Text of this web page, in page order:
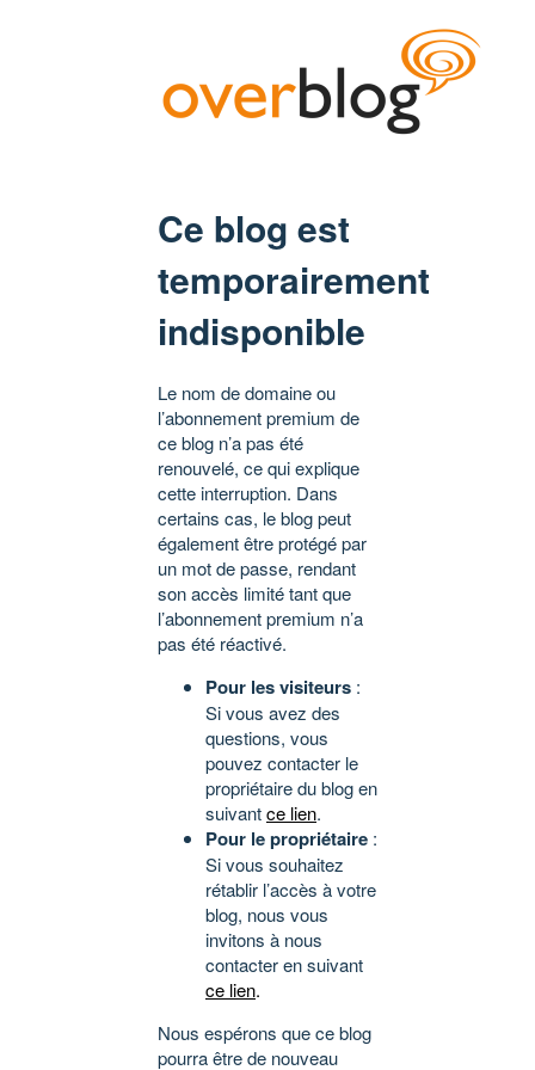
Ce blog est
temporairement
indisponible
Le nom de domaine ou
l’abonnement premium de
ce blog n’a pas été
renouvelé, ce qui explique
cette interruption. Dans
certains cas, le blog peut
également être protégé par
un mot de passe, rendant
son accès limité tant que
l’abonnement premium n’a
pas été réactivé.
Pour les visiteurs :
Si vous avez des
questions, vous
pouvez contacter le
propriétaire du blog en
suivantce lien.
Pour le propriétaire :
Si vous souhaitez
rétablir l’accès à votre
blog, nous vous
invitons à nous
contacter en suivant
ce lien.
Nous espérons que ce blog
pourra être de nouveau